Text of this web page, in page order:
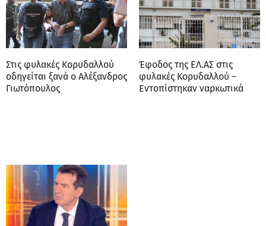
Στις φυλακές Κορυδαλλού
οδηγείται ξανά ο Αλέξανδρος
Γιωτόπουλος
Έφοδος της ΕΛ.ΑΣ στις
φυλακές Κορυδαλλού –
Εντοπίστηκαν ναρκωτικά